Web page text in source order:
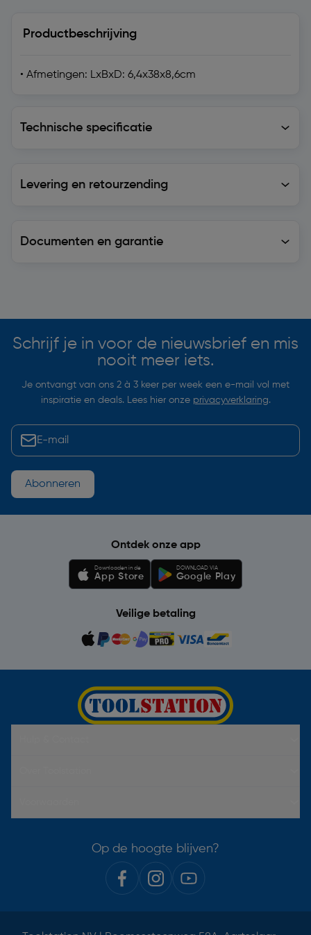
Productbeschrijving
• Afmetingen: LxBxD: 6,4x38x8,6cm
Technische specificatie
Levering en retourzending
Documenten en garantie
Schrijf je in voor de nieuwsbrief en mis
nooit meer iets.
Je ontvangt van ons 2 à 3 keer per week een e-mail vol met
inspiratie en deals. Lees hier onze privacyverklaring.
Abonneren
Ontdek onze app
Downloaden in de
App Store
DOWNLOAD VIA
Google Play
Veilige betaling
Op de hoogte blijven?